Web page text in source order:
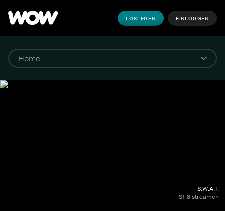
LOSLEGEN EINLOGGEN
S.W.A.T.
S1-8 streamen